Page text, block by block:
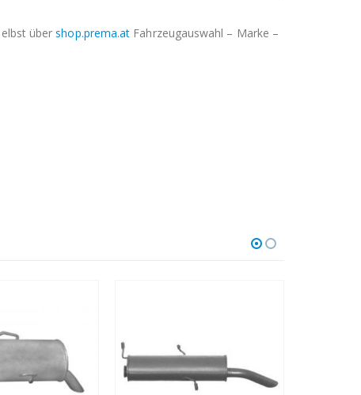
übershop.prema.at Fahrzeugauswahl – Marke –